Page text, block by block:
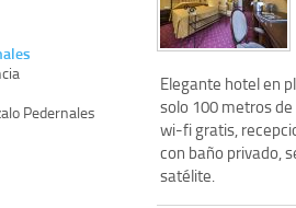
Pedernales
Elegante hotel en
solo 100 metros
wi-fi gratis,
con baño privado,
satélite.